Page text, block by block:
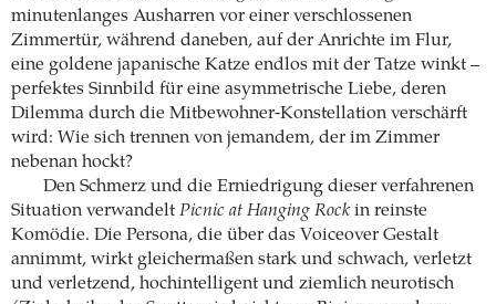
minutenlanges Ausharren vor einer verschlossenen
Zimmertür, während daneben, auf der Anrichte im Flur,
eine goldene japanische Katze endlos mit der Tatze winkt –
perfektes Sinnbild für eine asymmetrische Liebe, deren
Dilemma durch die Mitbewohner-Konstellation verschärft
wird: Wie sich trennen von jemandem, der im Zimmer
nebenan hockt?
Den Schmerz und die Erniedrigung dieser verfahrenen
Situation verwandelt Picnic at Hanging Rock in reinste
Komödie. Die Persona, die über das Voiceover Gestalt
annimmt, wirkt gleichermaßen stark und schwach, verletzt
und verletzend, hochintelligent und ziemlich neurotisch